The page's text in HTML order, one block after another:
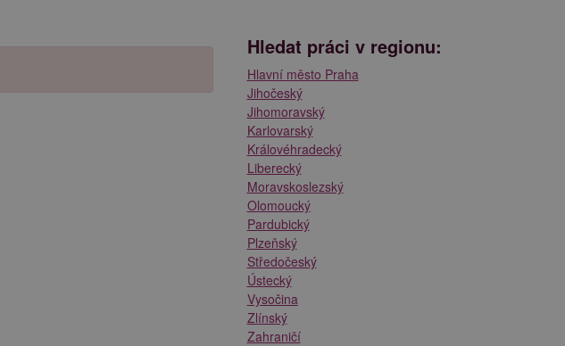
Hledat práci v regionu:
Hlavní město Praha
Jihočeský
Jihomoravský
Karlovarský
Královéhradecký
Liberecký
Moravskoslezský
Olomoucký
Pardubický
Plzeňský
Středočeský
Ústecký
Vysočina
Zlínský
Zahraničí